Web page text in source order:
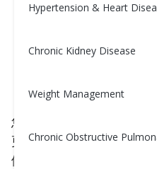
Hypertension & Heart
Chronic Kidney Disease
Weight Management
Chronic Obstructive
无需去健身房
里的8
您不需要强度锻炼或在
更多卡路里。事实上，
例如走路、站立甚至摆